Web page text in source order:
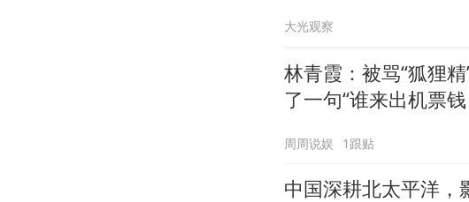
大光观察
林青霞：被骂“狐狸
了一句“谁来出机票钱
周周说娱 1跟贴
中国深耕北太平洋，